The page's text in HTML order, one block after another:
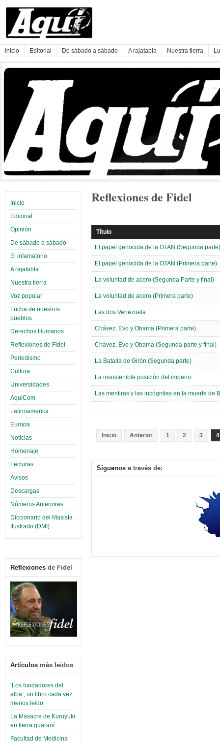
Inicio Editorial De sábado a sábado A rajatabla Nuestra tierra
Inicio
Editorial
Opinión
De sábado a sábado
El infamatorio
A rajatabla
Nuestra tierra
Voz popular
Lucha de nuestros
pueblos
Derechos Humanos
Reflexiones de Fidel
Periodismo
Cultura
Universidades
AquíCom
Latinoamerica
Europa
Noticias
Homenaje
Lecturas
Avisos
Descargas
Números Anteriores
Diccionario del Masista
Ilustrado (DMI)
Reflexiones de Fidel
Artículos más leídos
‘Los fundadores del
alba’, un libro cada vez
menos leído
La Masacre de Kuruyuki
en tierra guaraní
Facultad de Medicina
Reflexiones de Fidel
Título
El papel genocida de la OTAN (Segunda parte)
El papel genocida de la OTAN (Primera parte)
La voluntad de acero (Segunda Parte y final)
La voluntad de acero (Primera parte)
Las dos Venezuela
Chávez, Evo y Obama (Primera parte)
Chávez, Evo y Obama (Segunda parte y final)
La Batalla de Girón (Segunda parte)
La insostenible posición del imperio
Las mentiras y las incógnitas en la muerte de
Inicio Anterior 1 2 3 4
Síguenos a través de: